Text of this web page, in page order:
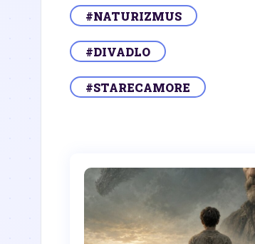
#NATURIZMUS
#DIVADLO
#STARECAMORE